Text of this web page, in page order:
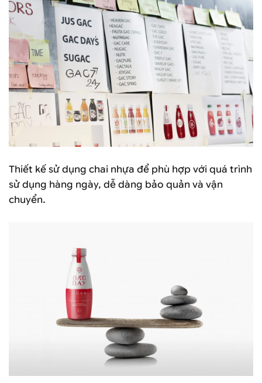
Thiết kế sử dụng chai nhựa để phù hợp với quá trình
sử dụng hàng ngày, dễ dàng bảo quản và vận
chuyển.